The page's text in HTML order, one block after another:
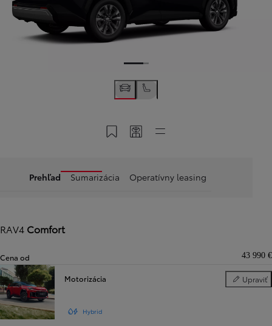
Uložiť do konta Moja Toyota
Zdieľať kód konfigurácie
Prehľad Sumarizácia Operatívny leasing
RAV4 Comfort
Cena od 43 990 €
Motorizácia Upraviť
Motorizácia
Hybrid